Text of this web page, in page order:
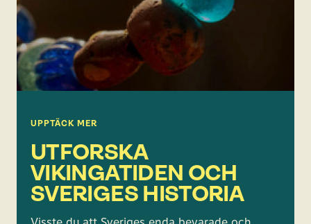
UPPTÄCK MER
UTFORSKA
VIKINGATIDEN OCH
SVERIGES HISTORIA